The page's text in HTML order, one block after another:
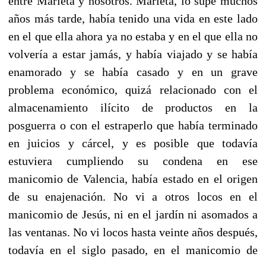
años más tarde, había tenido una vida en este lado
en el que ella ahora ya no estaba y en el que ella no
volvería a estar jamás, y había viajado y se había
enamorado y se había casado y en un grave
problema económico, quizá relacionado con el
almacenamiento ilícito de productos en la
posguerra o con el estraperlo que había terminado
en juicios y cárcel, y es posible que todavía
estuviera cumpliendo su condena en ese
manicomio de Valencia, había estado en el origen
de su enajenación. No vi a otros locos en el
manicomio de Jesús, ni en el jardín ni asomados a
las ventanas. No vi locos hasta veinte años después,
todavía en el siglo pasado, en el manicomio de